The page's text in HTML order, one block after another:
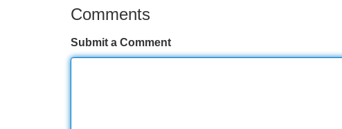
Comments
Submit a Comment